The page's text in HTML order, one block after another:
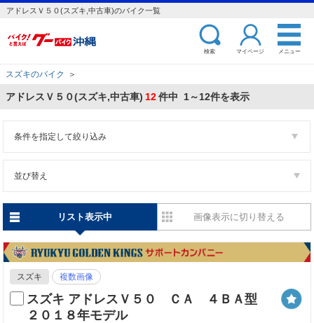
アドレスＶ５０(スズキ,中古車)のバイク一覧
検索 マイページ メニュー
スズキのバイク ＞
アドレスＶ５０(スズキ,中古車) 12件中 1～12件を表示
条件を指定して絞り込み
並び替え
リスト表示中 画像表示に切り替える
スズキ 複数画像
スズキ アドレスＶ５０ ＣＡ ４ＢＡ型
２０１８年モデル